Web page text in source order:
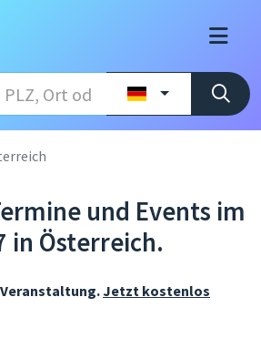
und Events im
in Österreich.
Jetzt kostenlos